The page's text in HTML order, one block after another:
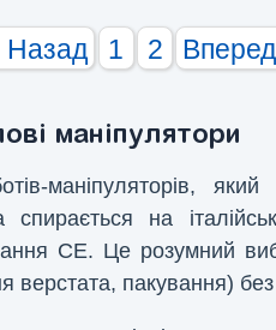
1 2
маніпулятори
маніпуляторів, який
на
CE. Це розумний
верстата, пакування)